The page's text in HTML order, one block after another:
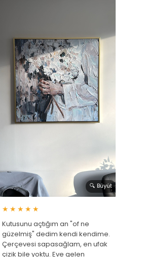
🔍 Büyüt
★★★★★
Kutusunu açtığım an "of ne
güzelmiş" dedim kendi kendime.
Çerçevesi sapasağlam, en ufak
çizik bile yoktu. Eve gelen